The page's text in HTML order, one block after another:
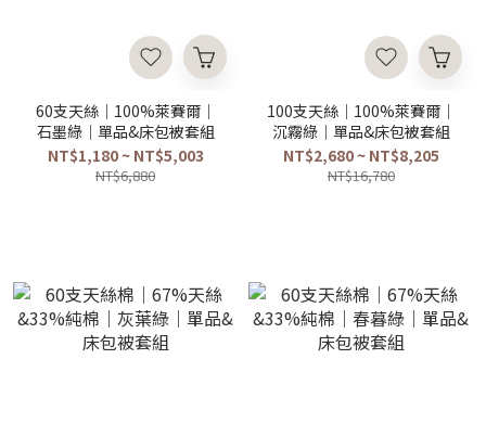
60支天絲｜100%萊賽爾｜
石墨綠｜單品&床包被套組
NT$1,180 ~ NT$5,003
NT$6,880
100支天絲｜100%萊賽爾｜
沉霧綠｜單品&床包被套組
NT$2,680 ~ NT$8,205
NT$16,780